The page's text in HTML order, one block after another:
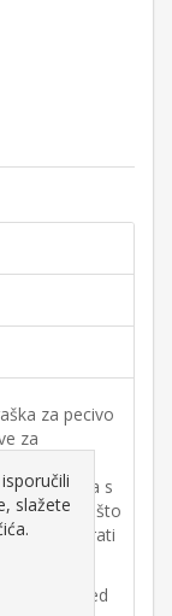
za pecivo
za
miješa s
aktivira, što
odabrati
i sladoled
slažete